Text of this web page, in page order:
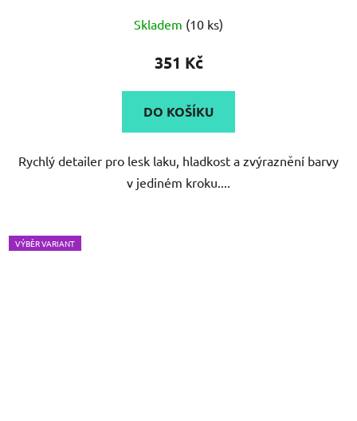
Skladem (10 ks)
351 Kč
DO KOŠÍKU
Rychlý detailer pro lesk laku, hladkost a zvýraznění barvy
v jediném kroku....
VÝBĚR VARIANT